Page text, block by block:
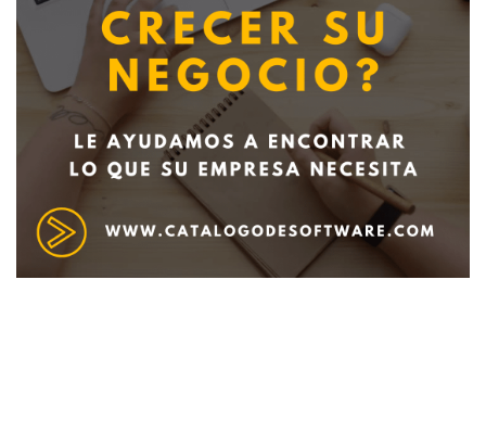
Deseo recibir información de otros Productos /
Servicios similares al solicitado